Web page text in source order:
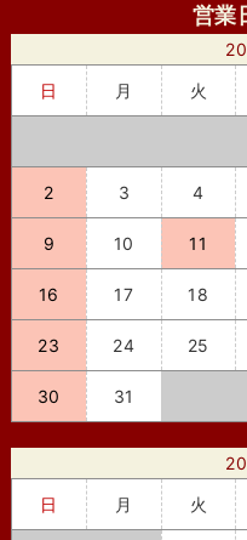
営業
日
月 火
2 3 4
9 10 11
16 17 18
23 24 25
30 31
日
月 火